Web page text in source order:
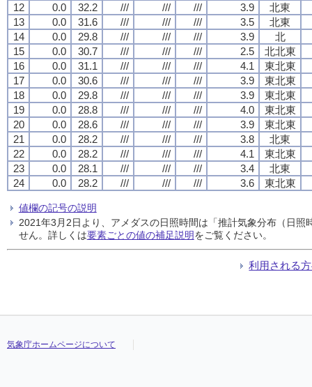
12
0.0 32.2 /// /// /// 3.9
北東
13
0.0 31.6 /// /// /// 3.5
北東
14
0.0 29.8 /// /// /// 3.9
北
15
0.0 30.7 /// /// /// 2.5
北北東
16
0.0 31.1 /// /// /// 4.1
東北東
17
0.0 30.6 /// /// /// 3.9
東北東
18
0.0 29.8 /// /// /// 3.9
東北東
19
0.0 28.8 /// /// /// 4.0
東北東
20
0.0 28.6 /// /// /// 3.9
東北東
21
0.0 28.2 /// /// /// 3.8
北東
22
0.0 28.2 /// /// /// 4.1
東北東
23
0.0 28.1 /// /// /// 3.4
北東
24
0.0 28.2 /// /// /// 3.6 東北東
値欄の記号の説明
2021年3月2日より、アメダスの日照時間は「推計気象分布（日
せん。詳しくは要素ごとの値の補足説明をご覧ください。
利用される
気象庁ホームページについて